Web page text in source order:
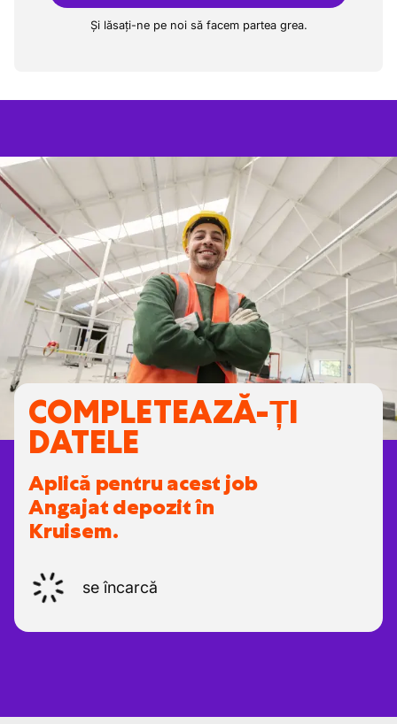
Și lăsați-ne pe noi să facem partea grea.
COMPLETEAZĂ-ȚI
DATELE
Aplică pentru acest job
Angajat depozit în
Kruisem.
se încarcă